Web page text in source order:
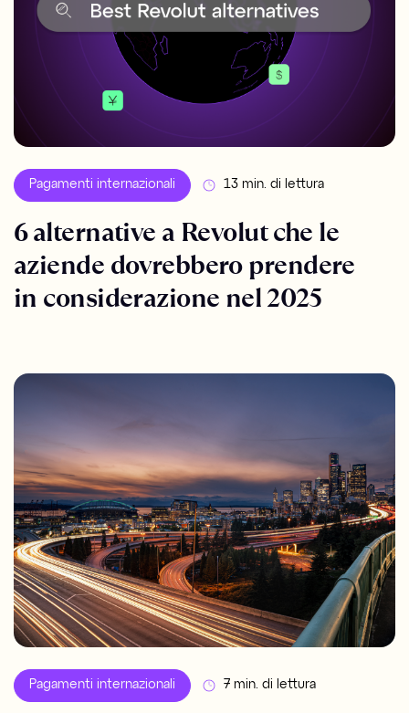
Pagamenti internazionali 13 min. di lettura
6 alternative a Revolut che le
aziende dovrebbero prendere
in considerazione nel 2025
Pagamenti internazionali 7 min. di lettura